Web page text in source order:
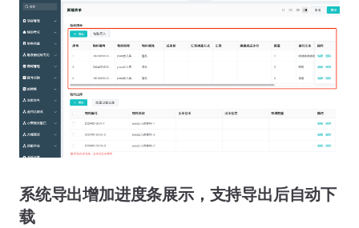
系统导出增加进度条展示，支持导出后自动下
载